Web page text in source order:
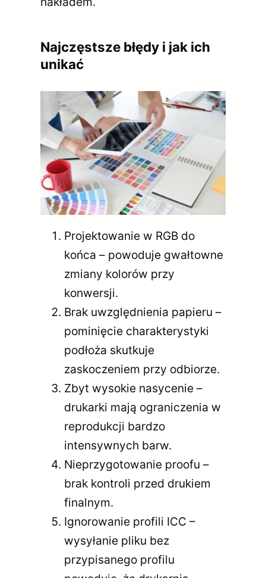
Najczęstsze błędy i jak ich
unikać
Projektowanie w RGB do
końca – powoduje gwałtowne
zmiany kolorów przy
konwersji.
Brak uwzględnienia papieru –
pominięcie charakterystyki
podłoża skutkuje
zaskoczeniem przy odbiorze.
Zbyt wysokie nasycenie –
drukarki mają ograniczenia w
reprodukcji bardzo
intensywnych barw.
Nieprzygotowanie proofu –
brak kontroli przed drukiem
finalnym.
Ignorowanie profili ICC –
wysyłanie pliku bez
przypisanego profilu